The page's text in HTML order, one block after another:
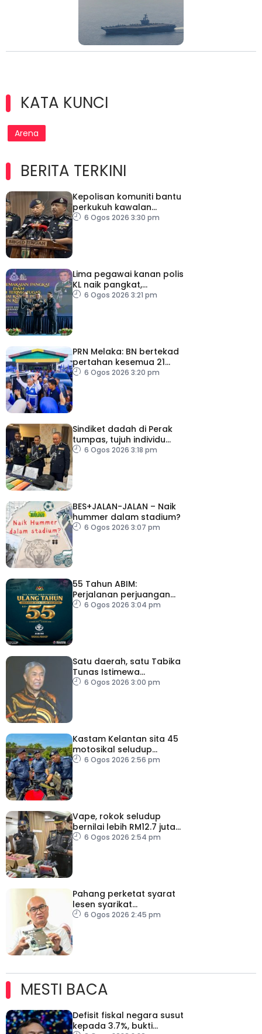
KATA KUNCI
Arena
BERITA TERKINI
Kepolisan komuniti bantu
perkukuh kawalan
sempadan, kekang
6 Ogos 2026 3:30 pm
Lima pegawai kanan polis
KL naik pangkat,
perkukuh kepimpinan
6 Ogos 2026 3:21 pm
PRN Melaka: BN bertekad
pertahan kesemua 21
kerusi, terbuka sebarang
6 Ogos 2026 3:20 pm
Sindiket dadah di Perak
tumpas, tujuh individu
ditahan
6 Ogos 2026 3:18 pm
BES+JALAN-JALAN – Naik
hummer dalam stadium?
6 Ogos 2026 3:07 pm
55 Tahun ABIM:
Perjalanan perjuangan
berteraskan jati diri
6 Ogos 2026 3:04 pm
Satu daerah, satu Tabika
Tunas Istimewa
menjelang 2027 – TPM
6 Ogos 2026 3:00 pm
Kastam Kelantan sita 45
motosikal seludup
bernilai RM3.6 juta
6 Ogos 2026 2:56 pm
Vape, rokok seludup
bernilai lebih RM12.7 juta
dirampas di Selangor
6 Ogos 2026 2:54 pm
Pahang perketat syarat
lesen syarikat
telekomunikasi, bendung
6 Ogos 2026 2:45 pm
MESTI BACA
Defisit fiskal negara susut
kepada 3.7%, bukti